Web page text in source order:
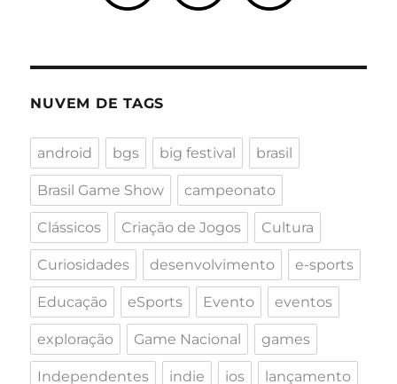
NUVEM DE TAGS
android bgs big festival brasil
Brasil Game Show campeonato
Clássicos Criação de Jogos Cultura
Curiosidades desenvolvimento e-sports
Educação eSports Evento eventos
exploração Game Nacional games
Independentes indie ios lançamento